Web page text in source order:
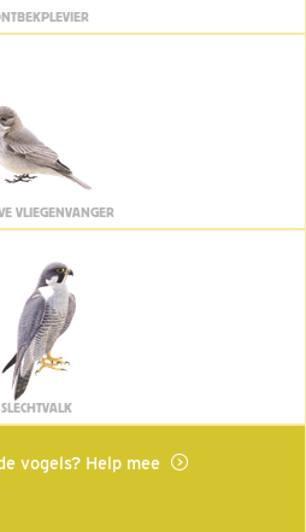
VLIEGENVANGER
SLECHTVALK
vogels? Help mee